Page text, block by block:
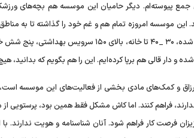
جمع پیوسته‌ام. دیگر حامیان این موسسه هم بچه‌های
مدرسه ساخته شده، ۳۰ _۴۰ تا خانه،
شده و دار قالی هم برپا کرده‌ایم. این را هم بگویم که
و کمک‌های مادی بخشی از فعالیت‌های این موسسه است،
فراهم کنند. اما کاش مشکل فقط همین بود، پرستویی
فرصت کار فراهم شود. آنان شناسنامه و هویت ندارند.